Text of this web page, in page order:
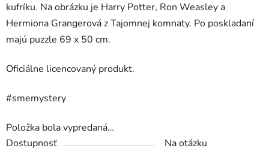
kufríku. Na obrázku je Harry Potter, Ron Weasley a
Hermiona Grangerová z Tajomnej komnaty. Po poskladaní
majú puzzle 69 x 50 cm.
Oficiálne licencovaný produkt.
#smemystery
Položka bola vypredaná…
Dostupnosť
Na otázku